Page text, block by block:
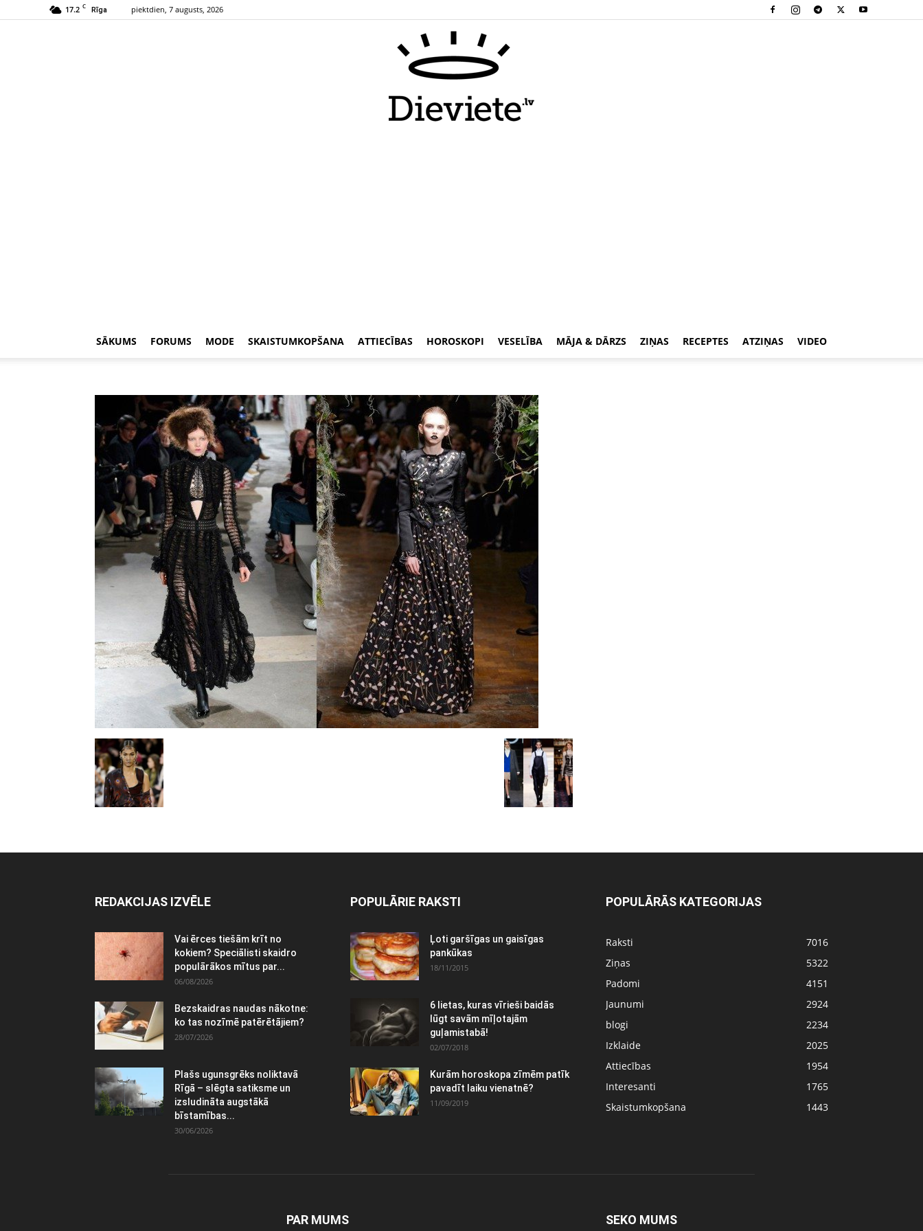
17.2 C Rīga piektdien, 7 augusts, 2026
SĀKUMS FORUMS MODE SKAISTUMKOPŠANA ATTIECĪBAS HOROSKOPI VESELĪBA MĀJA & DĀRZS ZIŅAS RECEPTES ATZIŅAS VIDEO
REDAKCIJAS IZVĒLE
Vai ērces tiešām krīt no
kokiem? Speciālisti skaidro
populārākos mītus par...
06/08/2026
Bezskaidras naudas nākotne:
ko tas nozīmē patērētājiem?
28/07/2026
Plašs ugunsgrēks noliktavā
Rīgā – slēgta satiksme un
izsludināta augstākā
bīstamības...
30/06/2026
POPULĀRIE RAKSTI
Ļoti garšīgas un gaisīgas
pankūkas
18/11/2015
6 lietas, kuras vīrieši baidās
lūgt savām mīļotajām
guļamistabā!
02/07/2018
Kurām horoskopa zīmēm patīk
pavadīt laiku vienatnē?
11/09/2019
POPULĀRĀS KATEGORIJAS
Raksti
7016
Ziņas
5322
Padomi
4151
Jaunumi
2924
blogi
2234
Izklaide
2025
Attiecības
1954
Interesanti
1765
Skaistumkopšana
1443
PAR MUMS SEKO MUMS